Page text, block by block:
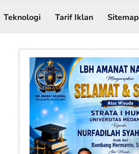
Teknologi Tarif Iklan Sitemap